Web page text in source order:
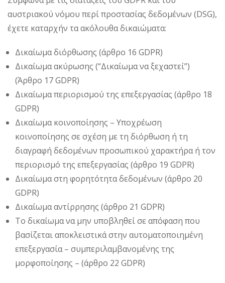
αυστριακού νόμου περί προστασίας δεδομένων (DSG),
έχετε καταρχήν τα ακόλουθα δικαιώματα:
Δικαίωμα διόρθωσης (άρθρο 16 GDPR)
Δικαίωμα ακύρωσης (“Δικαίωμα να ξεχαστεί”)
(Άρθρο 17 GDPR)
Δικαίωμα περιορισμού της επεξεργασίας (άρθρο 18
GDPR)
Δικαίωμα κοινοποίησης – Υποχρέωση
κοινοποίησης σε σχέση με τη διόρθωση ή τη
διαγραφή δεδομένων προσωπικού χαρακτήρα ή τον
περιορισμό της επεξεργασίας (άρθρο 19 GDPR)
Δικαίωμα στη φορητότητα δεδομένων (άρθρο 20
GDPR)
Δικαίωμα αντίρρησης (άρθρο 21 GDPR)
Το δικαίωμα να μην υποβληθεί σε απόφαση που
βασίζεται αποκλειστικά στην αυτοματοποιημένη
επεξεργασία – συμπεριλαμβανομένης της
μορφοποίησης – (άρθρο 22 GDPR)